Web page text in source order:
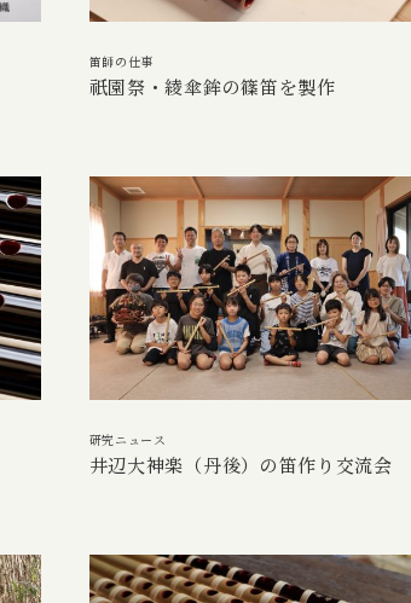
笛師の仕事
祇園祭・綾傘鉾の篠笛を製作
研究ニュース
井辺大神楽（丹後）の笛作り交流会